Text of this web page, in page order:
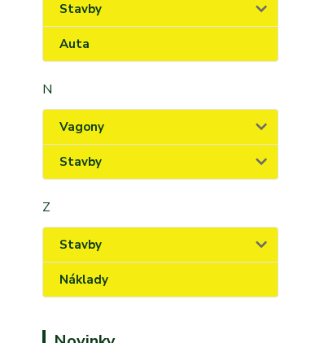
Stavby
Auta
N
Vagony
Stavby
Z
Stavby
Náklady